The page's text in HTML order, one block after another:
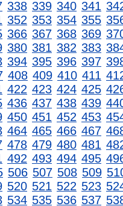
338 339 340 341
352 353 354 355
366 367 368 369
380 381 382 383
394 395 396 397
408 409 410 411
422 423 424 425
436 437 438 439
450 451 452 453
464 465 466 467
478 479 480 481
492 493 494 495
506 507 508 509
520 521 522 523
534 535 536 537